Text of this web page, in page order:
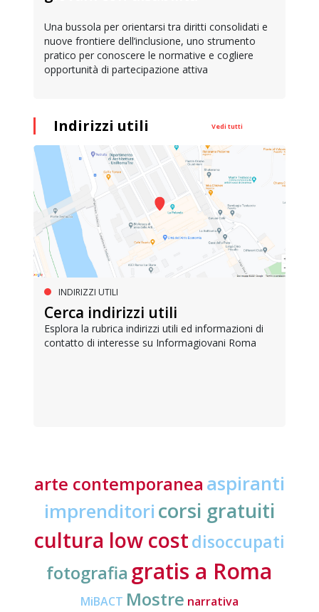
Una bussola per orientarsi tra diritti consolidati e
nuove frontiere dell’inclusione, uno strumento
pratico per conoscere le normative e cogliere
opportunità di partecipazione attiva
Indirizzi utili Vedi tutti
INDIRIZZI UTILI
Cerca indirizzi utili
Esplora la rubrica indirizzi utili ed informazioni di
contatto di interesse su Informagiovani Roma
arte contemporanea aspiranti
imprenditori corsi gratuiti
cultura low costdisoccupati
fotografia gratis a Roma
MiBACT Mostre narrativa